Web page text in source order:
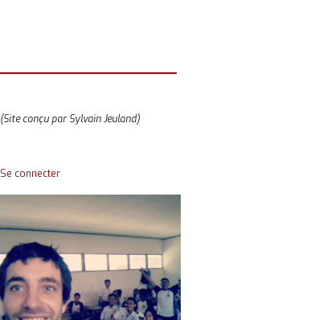
(Site conçu par Sylvain Jeuland)
Se connecter